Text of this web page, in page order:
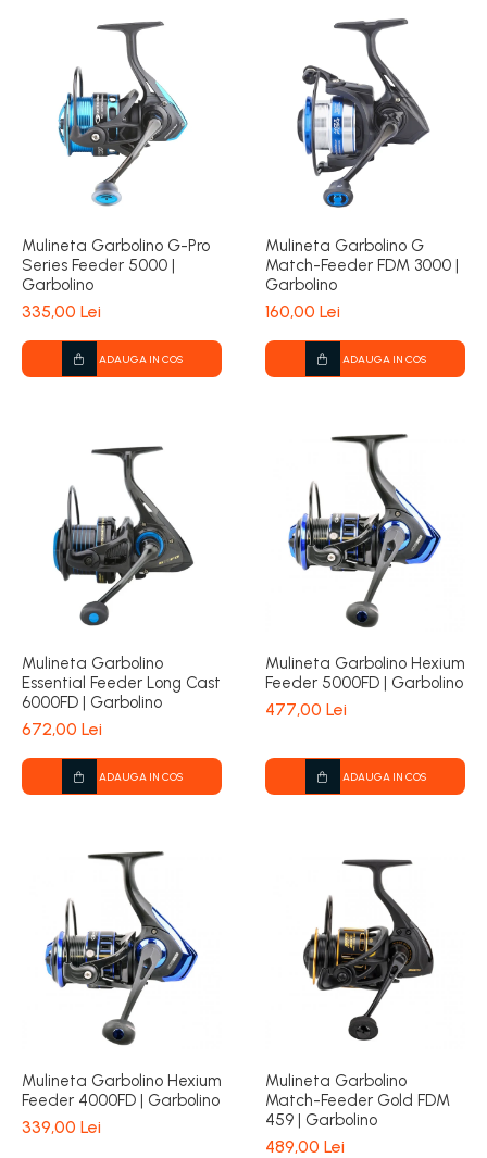
Mulineta Garbolino G-Pro
Series Feeder 5000 |
Garbolino
335,00 Lei
ADAUGA IN COS
Mulineta Garbolino G
Match-Feeder FDM 3000 |
Garbolino
160,00 Lei
ADAUGA IN COS
Mulineta Garbolino
Essential Feeder Long Cast
6000FD | Garbolino
672,00 Lei
ADAUGA IN COS
Mulineta Garbolino Hexium
Feeder 5000FD | Garbolino
477,00 Lei
ADAUGA IN COS
Mulineta Garbolino Hexium
Feeder 4000FD | Garbolino
339,00 Lei
Mulineta Garbolino
Match-Feeder Gold FDM
459 | Garbolino
489,00 Lei